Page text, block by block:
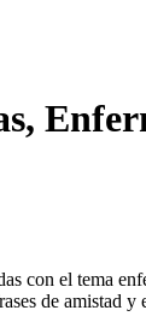
con el tema
de amistad y